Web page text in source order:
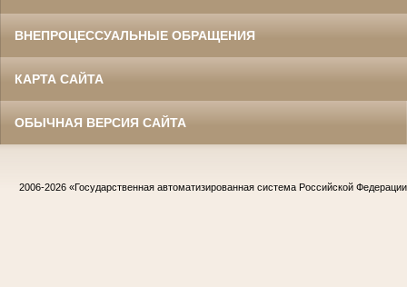
ВНЕПРОЦЕССУАЛЬНЫЕ ОБРАЩЕНИЯ
КАРТА САЙТА
ОБЫЧНАЯ ВЕРСИЯ САЙТА
2006-2026 «Государственная автоматизированная система Российской